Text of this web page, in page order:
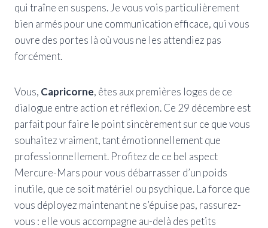
qui traîne en suspens. Je vous vois particulièrement
bien armés pour une communication efficace, qui vous
ouvre des portes là où vous ne les attendiez pas
forcément.
Vous, Capricorne, êtes aux premières loges de ce
dialogue entre action et réflexion. Ce 29 décembre est
parfait pour faire le point sincèrement sur ce que vous
souhaitez vraiment, tant émotionnellement que
professionnellement. Profitez de ce bel aspect
Mercure-Mars pour vous débarrasser d’un poids
inutile, que ce soit matériel ou psychique. La force que
vous déployez maintenant ne s’épuise pas, rassurez-
vous : elle vous accompagne au-delà des petits